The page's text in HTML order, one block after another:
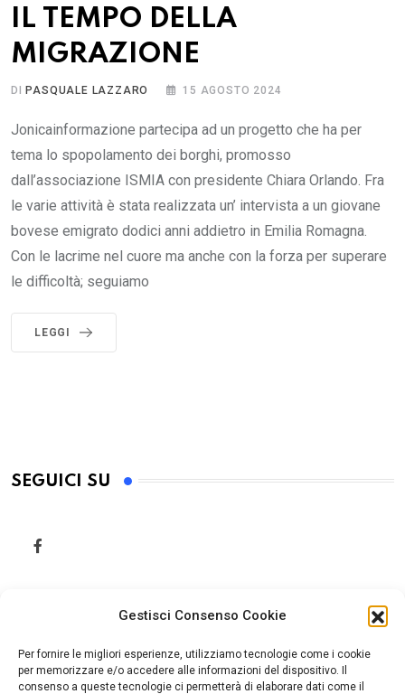
Gestisci Consenso Cookie
Per fornire le migliori esperienze, utilizziamo tecnologie come i cookie
per memorizzare e/o accedere alle informazioni del dispositivo. Il
consenso a queste tecnologie ci permetterà di elaborare dati come il
IL TEMPO DELLA
MIGRAZIONE
DI PASQUALE LAZZARO 15 AGOSTO 2024
Jonicainformazione partecipa ad un progetto che ha per
tema lo spopolamento dei borghi, promosso
dall’associazione ISMIA con presidente Chiara Orlando. Fra
le varie attività è stata realizzata un’ intervista a un giovane
bovese emigrato dodici anni addietro in Emilia Romagna.
Con le lacrime nel cuore ma anche con la forza per superare
le difficoltà; seguiamo
LEGGI
SEGUICI SU